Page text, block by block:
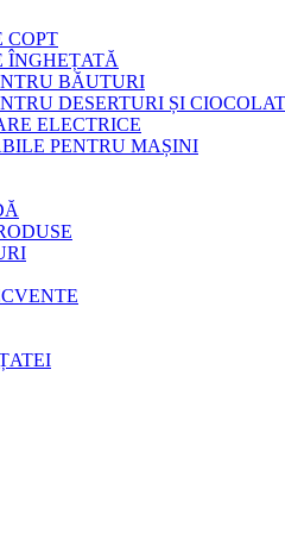
COPT
ÎNGHEȚATĂ
BĂUTURI
DESERTURI ȘI
ELECTRICE
PENTRU MAȘINI